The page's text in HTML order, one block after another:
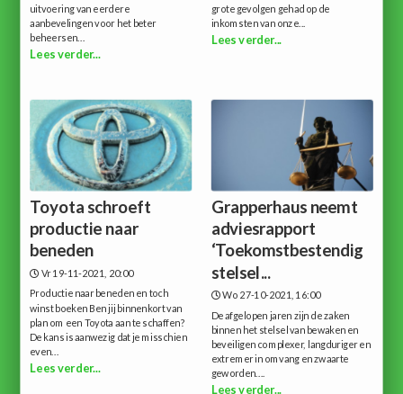
uitvoering van eerdere
aanbevelingen voor het beter
beheersen...
Lees verder...
grote gevolgen gehad op de
inkomsten van onze...
Lees verder...
Toyota schroeft
productie naar
beneden
Vr 19-11-2021, 20:00
Productie naar beneden en toch
winst boeken Ben jij binnenkort van
plan om een Toyota aan te schaffen?
De kans is aanwezig dat je misschien
even...
Lees verder...
Grapperhaus neemt
adviesrapport
‘Toekomstbestendig
stelsel...
Wo 27-10-2021, 16:00
De afgelopen jaren zijn de zaken
binnen het stelsel van bewaken en
beveiligen complexer, langduriger en
extremer in omvang en zwaarte
geworden....
Lees verder...